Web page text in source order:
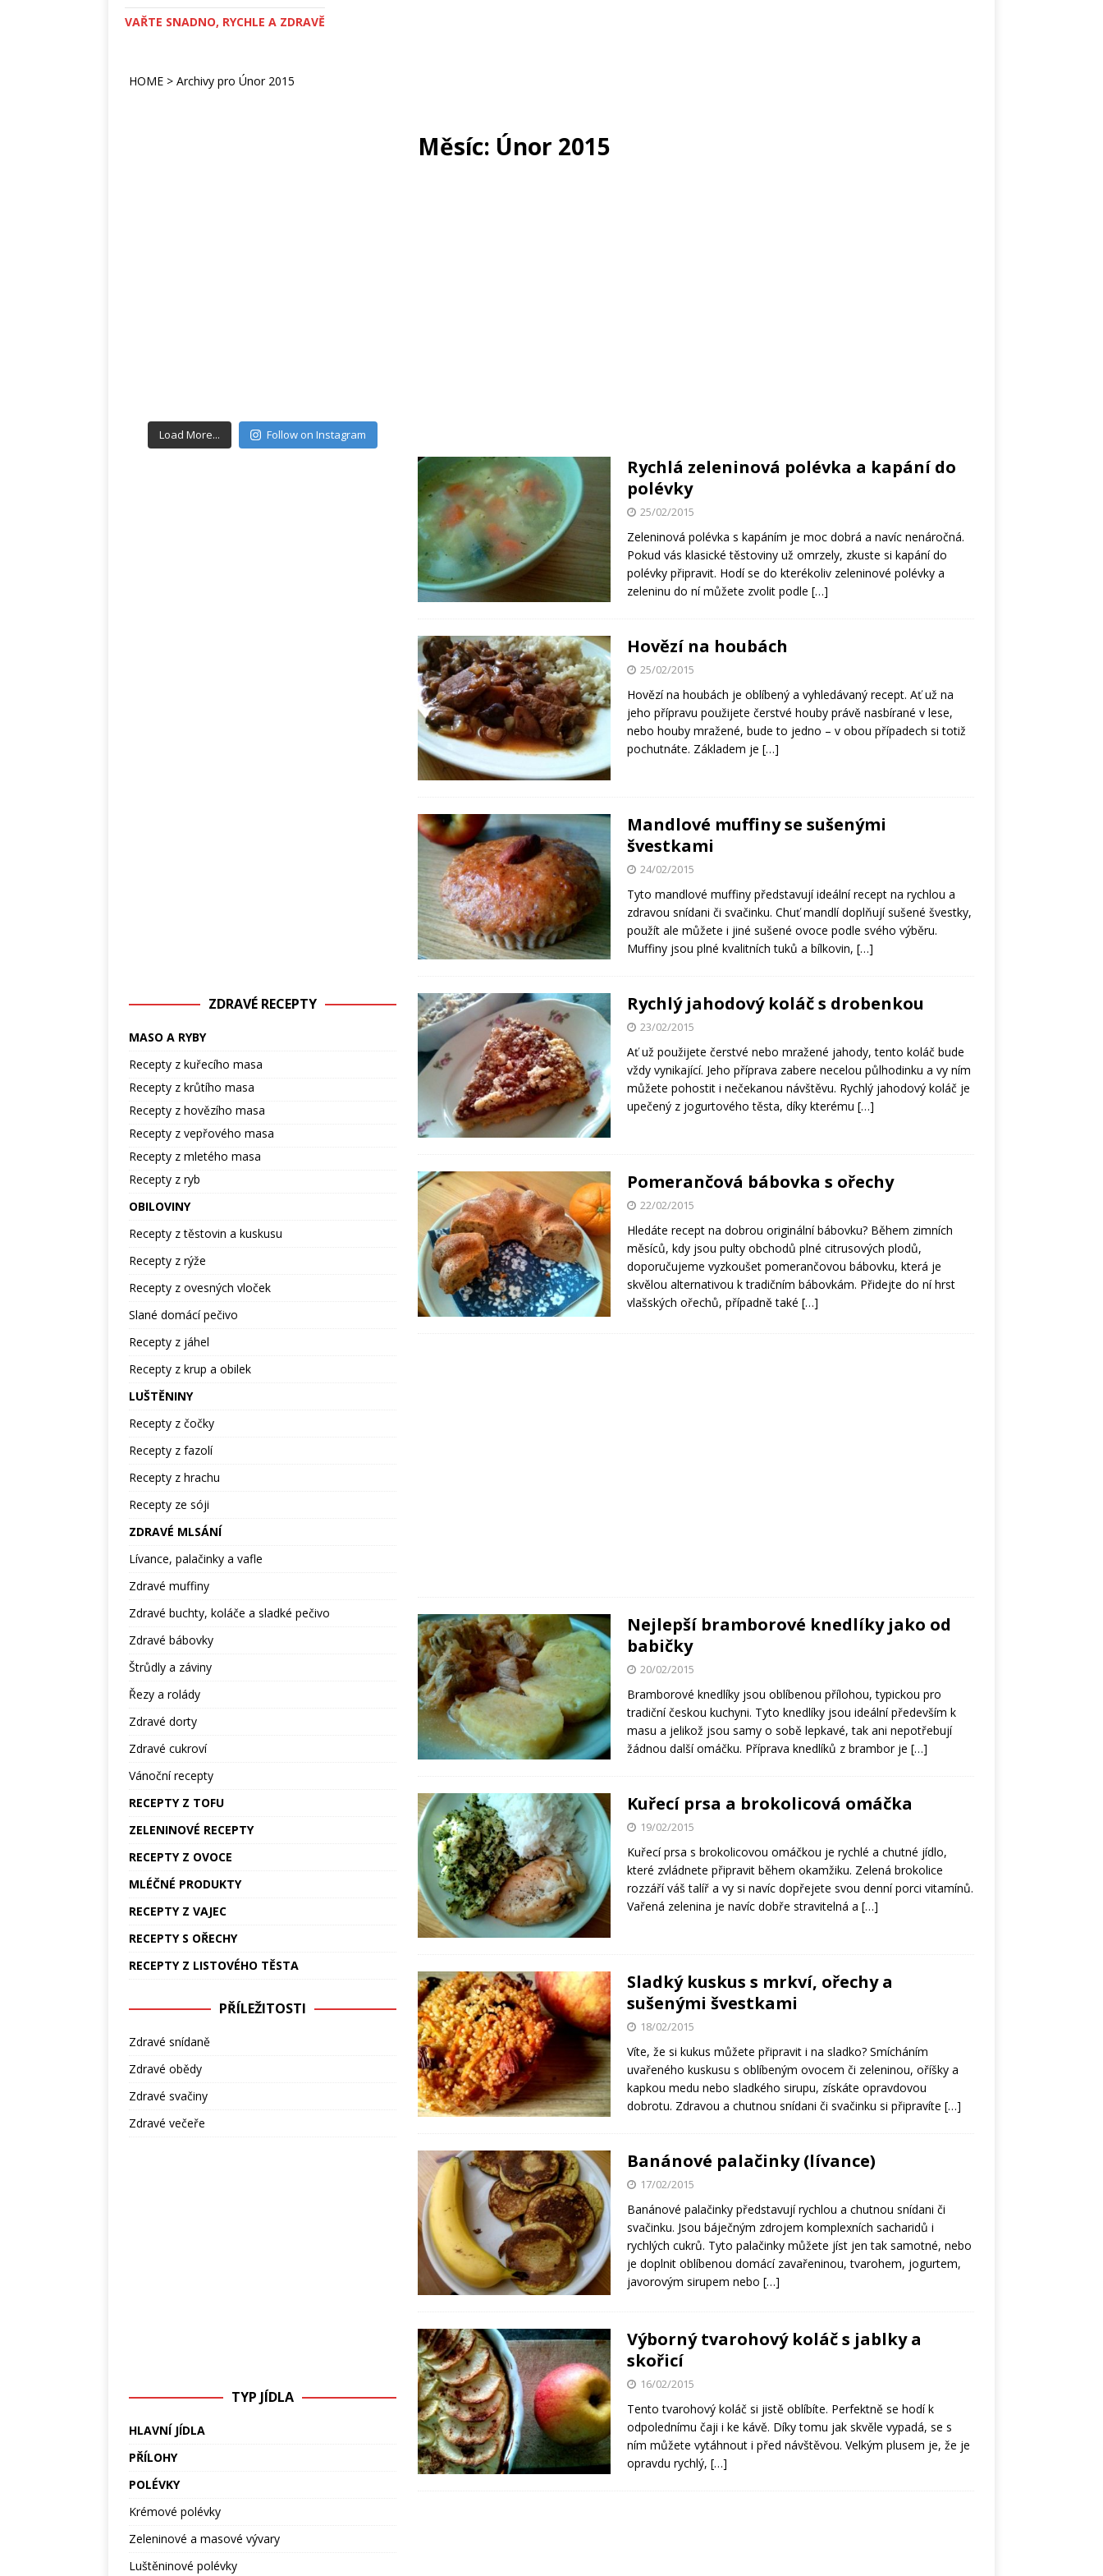
VAŘTE SNADNO, RYCHLE A ZDRAVĚ
HOME > Archivy pro Únor 2015
Měsíc: Únor 2015
Rychlá zeleninová polévka a kapání do
polévky
25/02/2015
Zeleninová polévka s kapáním je moc dobrá a navíc nenáročná.
Pokud vás klasické těstoviny už omrzely, zkuste si kapání do
polévky připravit. Hodí se do kterékoliv zeleninové polévky a
zeleninu do ní můžete zvolit podle […]
Hovězí na houbách
25/02/2015
Hovězí na houbách je oblíbený a vyhledávaný recept. Ať už na
jeho přípravu použijete čerstvé houby právě nasbírané v lese,
nebo houby mražené, bude to jedno – v obou případech si totiž
pochutnáte. Základem je […]
Mandlové muffiny se sušenými
švestkami
24/02/2015
Tyto mandlové muffiny představují ideální recept na rychlou a
zdravou snídani či svačinku. Chuť mandlí doplňují sušené švestky,
použít ale můžete i jiné sušené ovoce podle svého výběru.
Muffiny jsou plné kvalitních tuků a bílkovin, […]
Rychlý jahodový koláč s drobenkou
23/02/2015
Ať už použijete čerstvé nebo mražené jahody, tento koláč bude
vždy vynikající. Jeho příprava zabere necelou půlhodinku a vy ním
můžete pohostit i nečekanou návštěvu. Rychlý jahodový koláč je
upečený z jogurtového těsta, díky kterému […]
Pomerančová bábovka s ořechy
22/02/2015
Hledáte recept na dobrou originální bábovku? Během zimních
měsíců, kdy jsou pulty obchodů plné citrusových plodů,
doporučujeme vyzkoušet pomerančovou bábovku, která je
skvělou alternativou k tradičním bábovkám. Přidejte do ní hrst
vlašských ořechů, případně také […]
Nejlepší bramborové knedlíky jako od
babičky
20/02/2015
Bramborové knedlíky jsou oblíbenou přílohou, typickou pro
tradiční českou kuchyni. Tyto knedlíky jsou ideální především k
masu a jelikož jsou samy o sobě lepkavé, tak ani nepotřebují
žádnou další omáčku. Příprava knedlíků z brambor je […]
Kuřecí prsa a brokolicová omáčka
19/02/2015
Kuřecí prsa s brokolicovou omáčkou je rychlé a chutné jídlo,
které zvládnete připravit během okamžiku. Zelená brokolice
rozzáří váš talíř a vy si navíc dopřejete svou denní porci vitamínů.
Vařená zelenina je navíc dobře stravitelná a […]
Sladký kuskus s mrkví, ořechy a
sušenými švestkami
18/02/2015
Víte, že si kukus můžete připravit i na sladko? Smícháním
uvařeného kuskusu s oblíbeným ovocem či zeleninou, oříšky a
kapkou medu nebo sladkého sirupu, získáte opravdovou
dobrotu. Zdravou a chutnou snídani či svačinku si připravíte […]
Banánové palačinky (lívance)
17/02/2015
Banánové palačinky představují rychlou a chutnou snídani či
svačinku. Jsou báječným zdrojem komplexních sacharidů i
rychlých cukrů. Tyto palačinky můžete jíst jen tak samotné, nebo
je doplnit oblíbenou domácí zavařeninou, tvarohem, jogurtem,
javorovým sirupem nebo […]
Výborný tvarohový koláč s jablky a
skořicí
16/02/2015
Tento tvarohový koláč si jistě oblíbíte. Perfektně se hodí k
odpolednímu čaji i ke kávě. Díky tomu jak skvěle vypadá, se s
ním můžete vytáhnout i před návštěvou. Velkým plusem je, že je
opravdu rychlý, […]
Load More... Follow on Instagram
ZDRAVÉ RECEPTY
MASO A RYBY
Recepty z kuřecího masa
Recepty z krůtího masa
Recepty z hovězího masa
Recepty z vepřového masa
Recepty z mletého masa
Recepty z ryb
OBILOVINY
Recepty z těstovin a kuskusu
Recepty z rýže
Recepty z ovesných vloček
Slané domácí pečivo
Recepty z jáhel
Recepty z krup a obilek
LUŠTĚNINY
Recepty z čočky
Recepty z fazolí
Recepty z hrachu
Recepty ze sóji
ZDRAVÉ MLSÁNÍ
Lívance, palačinky a vafle
Zdravé muffiny
Zdravé buchty, koláče a sladké pečivo
Zdravé bábovky
Štrůdly a záviny
Řezy a rolády
Zdravé dorty
Zdravé cukroví
Vánoční recepty
RECEPTY Z TOFU
ZELENINOVÉ RECEPTY
RECEPTY Z OVOCE
MLÉČNÉ PRODUKTY
RECEPTY Z VAJEC
RECEPTY S OŘECHY
RECEPTY Z LISTOVÉHO TĚSTA
PŘÍLEŽITOSTI
Zdravé snídaně
Zdravé obědy
Zdravé svačiny
Zdravé večeře
TYP JÍDLA
HLAVNÍ JÍDLA
PŘÍLOHY
POLÉVKY
Krémové polévky
Zeleninové a masové vývary
Luštěninové polévky